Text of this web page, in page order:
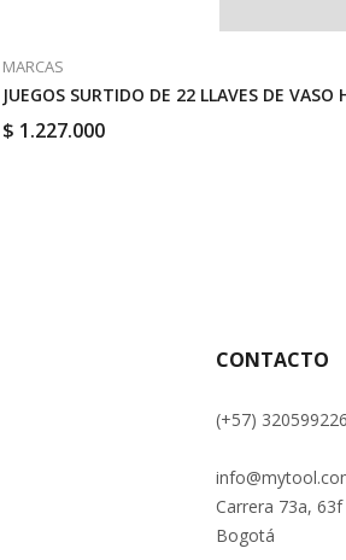
MARCAS
JUEGOS SURTIDO DE 22 LLAVES DE
$ 1.227.000
CONTACTO
(+57)
Carrera 73a,
Bogotá